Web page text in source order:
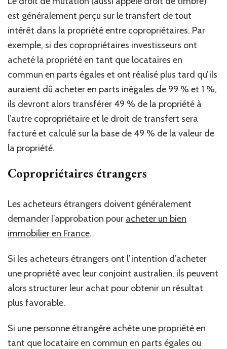
est généralement perçu sur le transfert de tout
intérêt dans la propriété entre copropriétaires. Par
exemple, si des copropriétaires investisseurs ont
acheté la propriété en tant que locataires en
commun en parts égales et ont réalisé plus tard qu’ils
auraient dû acheter en parts inégales de 99 % et 1 %,
ils devront alors transférer 49 % de la propriété à
l’autre copropriétaire et le droit de transfert sera
facturé et calculé sur la base de 49 % de la valeur de
la propriété.
Copropriétaires étrangers
Les acheteurs étrangers doivent généralement
demander l’approbation pour acheter un bien
immobilier en France.
Si les acheteurs étrangers ont l’intention d’acheter
une propriété avec leur conjoint australien, ils peuvent
alors structurer leur achat pour obtenir un résultat
plus favorable.
Si une personne étrangère achète une propriété en
tant que locataire en commun en parts égales ou